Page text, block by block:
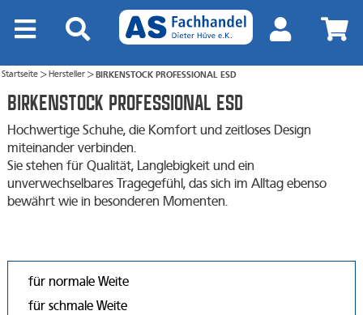
Startseite > Hersteller >BIRKENSTOCK PROFESSIONAL ESD
BIRKENSTOCK PROFESSIONAL ESD
Hochwertige Schuhe, die Komfort und zeitloses Design
miteinander verbinden.
Sie stehen für Qualität, Langlebigkeit und ein
unverwechselbares Tragegefühl, das sich im Alltag ebenso
bewährt wie in besonderen Momenten.
für normale Weite
für schmale Weite